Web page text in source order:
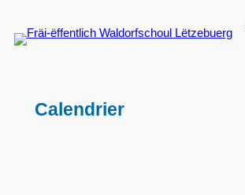
au
contenu
Calendrier